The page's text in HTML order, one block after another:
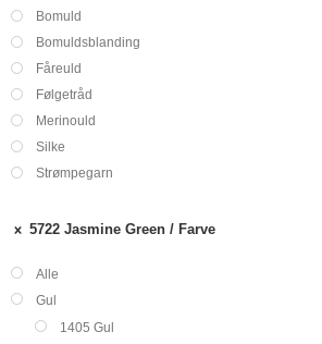
Bomuld
Bomuldsblanding
Fåreuld
Følgetråd
Merinould
Silke
Strømpegarn
5722 Jasmine Green Farve
Alle
Gul
1405 Gul